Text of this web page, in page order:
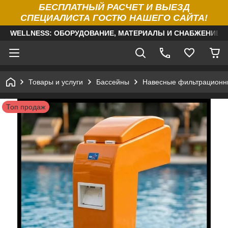
БЕСПЛАТНЫЙ РАСЧЕТ И ВЫЕЗД
СПЕЦИАЛИСТА ГОСТЮ НАШЕГО САЙТА!
WELLNESS: ОБОРУДОВАНИЕ, МАТЕРИАЛЫ И
Товары и услуги Бассейны Навесные
Топ продаж